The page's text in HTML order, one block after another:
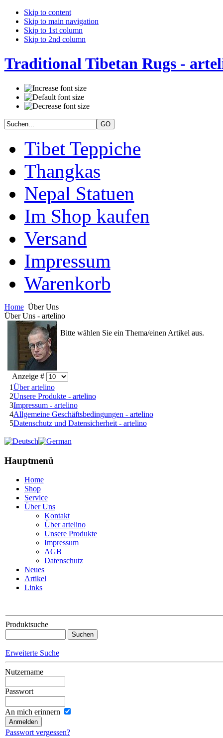
Skip to content
Skip to main navigation
Skip to 1st column
Skip to 2nd column
Traditional Tibetan Rugs -
Tibet Teppiche
Thangkas
Nepal Statuen
Im Shop kaufen
Versand
Impressum
Warenkorb
Home Über Uns
Über Uns - artelino
Bitte wählen Sie ein Thema/einen Artikel aus.
Anzeige #
1Über artelino
2Unsere Produkte - artelino
3Impressum - artelino
4Allgemeine Geschäftsbedingungen - artelino
5Datenschutz und Datensicherheit - artelino
Hauptmenü
Home
Shop
Service
Über Uns
Kontakt
Über artelino
Unsere Produkte
Impressum
AGB
Datenschutz
Neues
Artikel
Links
Produktsuche
Erweiterte Suche
Nutzername
Passwort
An mich erinnern
Passwort vergessen?